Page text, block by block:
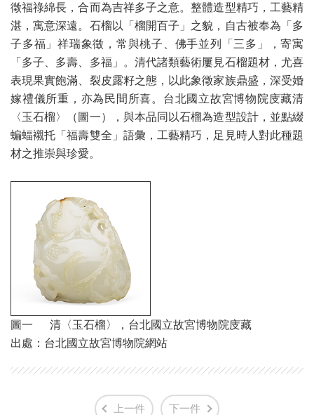
徵福祿綿長，合而為吉祥多子之意。整體造型精巧，工藝精
湛，寓意深遠。石榴以「榴開百子」之貌，自古被奉為「多
子多福」祥瑞象徵，常與桃子、佛手並列「三多」，寄寓
「多子、多壽、多福」。清代諸類藝術屢見石榴題材，尤喜
表現果實飽滿、裂皮露籽之態，以此象徵家族鼎盛，深受婚
嫁禮儀所重，亦為民間所喜。台北國立故宮博物院庋藏清
〈玉石榴〉（圖一），與本品同以石榴為造型設計，並點綴
蝙蝠襯托「福壽雙全」語彙，工藝精巧，足見時人對此種題
材之推崇與珍愛。
圖一 清〈玉石榴〉，台北國立故宮博物院庋藏
出處：台北國立故宮博物院網站
上一件 下一件